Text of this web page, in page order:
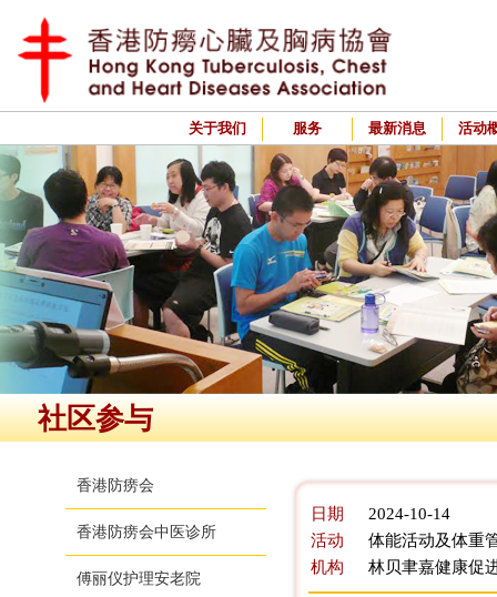
关于我们 服务 最新消息 活动
社区参与
香港防痨会
香港防痨会中医诊所
傅丽仪护理安老院
日期
2024-10-14
活动
体能活动及体重
机构
林贝聿嘉健康促